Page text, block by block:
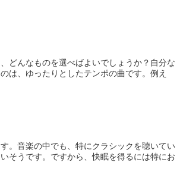
どんなものを選べばよいでしょうか？自分な
は、ゆったりとしたテンポの曲です。例え
。音楽の中でも、特にクラシックを聴いてい
そうです。ですから、快眠を得るには特にお